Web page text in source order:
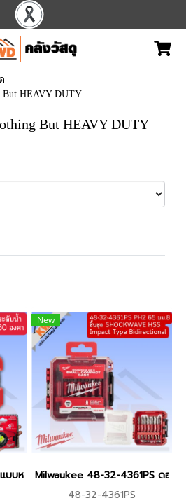
But HEAVY DUTY
But HEAVY DUTY
บบหมุนได้ 360 องศา Pocket level 48-
New
Milwaukee 48-32-4361PS ดอก
48-32-4361PS